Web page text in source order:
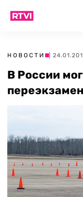
НОВОСТИ |
В России